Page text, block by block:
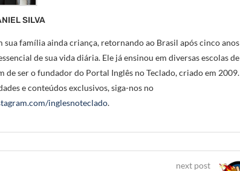
SILVA
família ainda criança, retornando ao Brasil após cinco anos
de sua vida diária. Ele já ensinou em diversas escolas de
de ser o fundador do Portal Inglês no Teclado, criado em 2009.
e conteúdos exclusivos, siga-nos no
inglesnoteclado.
next post